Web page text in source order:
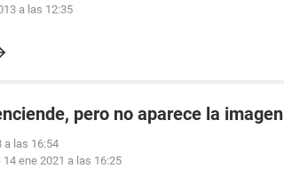
a las 12:35
pero no aparece la imagen
a las 16:54
14 ene 2021 a las 16:25